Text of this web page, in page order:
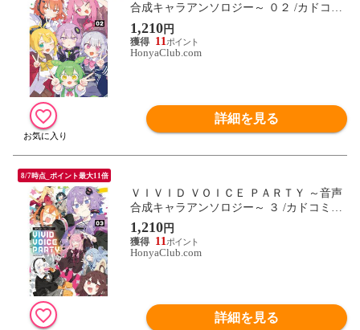
合成キャラアンソロジー～ ０２ /カドコミ
編集部
1,210円
11
HonyaClub.com
詳細を見る
8/7時点_ポイント最大11倍
ＶＩＶＩＤ ＶＯＩＣＥ ＰＡＲＴＹ ～音声
合成キャラアンソロジー～ ３ /カドコミ編
集部
1,210円
11
HonyaClub.com
詳細を見る